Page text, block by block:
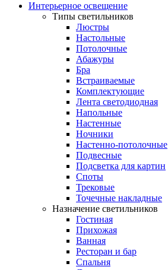
Интерьерное освещение
Типы светильников
Люстры
Настольные
Потолочные
Абажуры
Бра
Встраиваемые
Комплектующие
Лента светодиодная
Напольные
Настенные
Ночники
Настенно-потолочные
Подвесные
Подсветка для картин
Споты
Трековые
Точечные накладные
Назначение светильников
Гостиная
Прихожая
Ванная
Ресторан и бар
Спальня